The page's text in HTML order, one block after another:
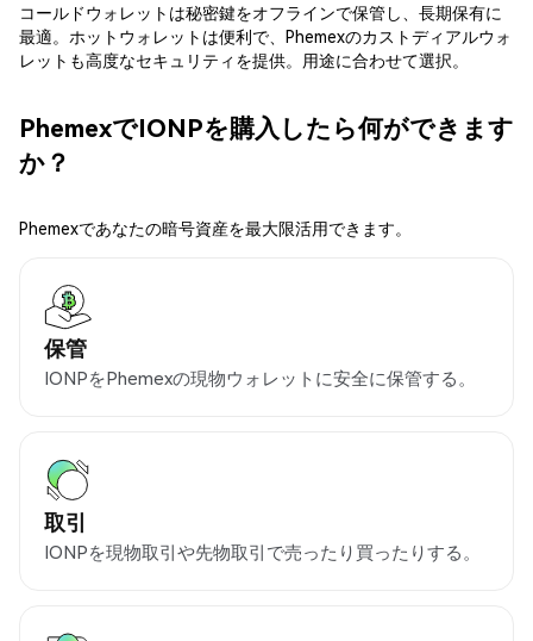
コールドウォレットは秘密鍵をオフラインで保管し、長期保有に
最適。ホットウォレットは便利で、Phemexのカストディアルウォ
レットも高度なセキュリティを提供。用途に合わせて選択。
PhemexでIONPを購入したら何ができます
か？
Phemexであなたの暗号資産を最大限活用できます。
保管
IONPをPhemexの現物ウォレットに安全に保管する。
取引
IONPを現物取引や先物取引で売ったり買ったりする。